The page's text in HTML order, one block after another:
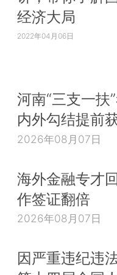
经济大局
2022年04月06日
河南“三支一扶
内外勾结提前
2026年08月07日
海外金融专才
作签证翻倍
2026年08月07日
因严重违纪违